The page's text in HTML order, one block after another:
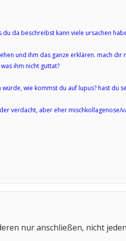
du da beschreibst kann viele ursachen
und ihm das ganze erklären. mach
ihm nicht guttat?
wie kommst du auf lupus? hast du
verdacht, aber eher mischkollagenose/
nur anschließen, nicht